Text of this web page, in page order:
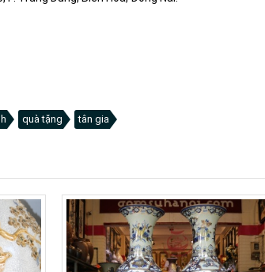
quà tặng tân gia